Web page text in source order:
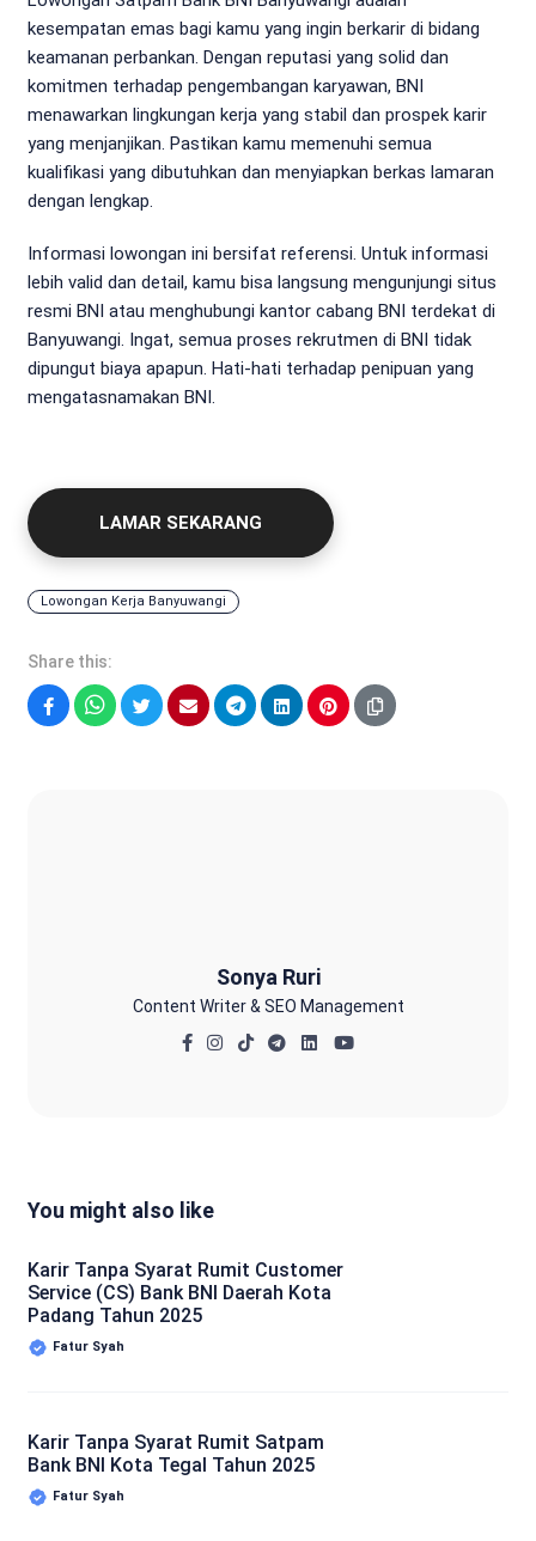
kesempatan emas bagi kamu yang ingin berkarir di bidang
keamanan perbankan. Dengan reputasi yang solid dan
komitmen terhadap pengembangan karyawan, BNI
menawarkan lingkungan kerja yang stabil dan prospek karir
yang menjanjikan. Pastikan kamu memenuhi semua
kualifikasi yang dibutuhkan dan menyiapkan berkas lamaran
dengan lengkap.
Informasi lowongan ini bersifat referensi. Untuk informasi
lebih valid dan detail, kamu bisa langsung mengunjungi situs
resmi BNI atau menghubungi kantor cabang BNI terdekat di
Banyuwangi. Ingat, semua proses rekrutmen di BNI tidak
dipungut biaya apapun. Hati-hati terhadap penipuan yang
mengatasnamakan BNI.
LAMAR SEKARANG
Lowongan Kerja Banyuwangi
Share this:
Sonya Ruri
Content Writer & SEO Management
You might also like
Karir Tanpa Syarat Rumit Customer
Service (CS) Bank BNI Daerah Kota
Padang Tahun 2025
Fatur Syah
Karir Tanpa Syarat Rumit Satpam
Bank BNI Kota Tegal Tahun 2025
Fatur Syah